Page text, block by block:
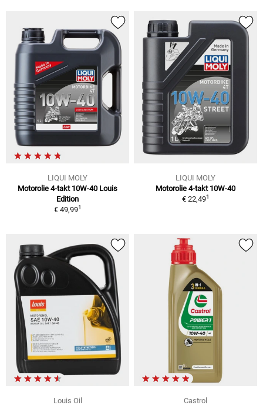
LIQUI MOLY
Motorolie 4-takt 10W-40 Louis
Edition
€ 49,991
LIQUI MOLY
Motorolie 4-takt 10W-40
€ 22,491
Louis Oil Castrol